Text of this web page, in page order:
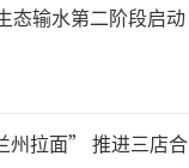
态输水第二阶段启动
州拉面” 推进三店合